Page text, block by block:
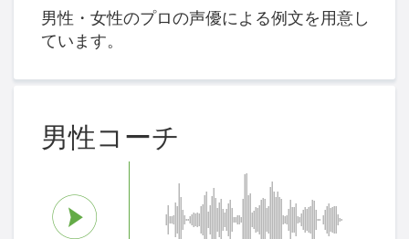
男性・女性のプロの声優による例文を用意し
ています。
男性コーチ